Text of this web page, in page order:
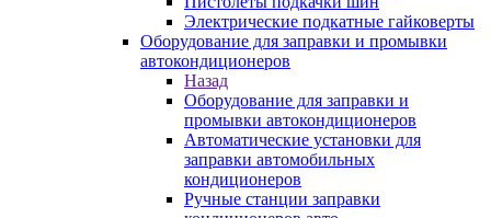
Электрические подкатные гайковерты
Оборудование для заправки и промывки
автокондиционеров
Назад
Оборудование для заправки и
промывки автокондиционеров
Автоматические установки для
заправки автомобильных
кондиционеров
Ручные станции заправки